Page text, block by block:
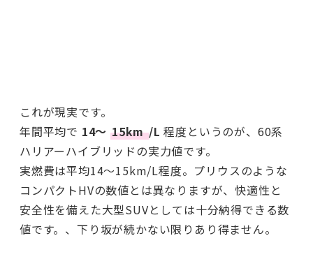
これが現実です。
年間平均で 14〜15km/L程度というのが、60系
ハリアーハイブリッドの実力値です。
実燃費は平均14〜15km/L程度。プリウスのような
コンパクトHVの数値とは異なりますが、快適性と
安全性を備えた大型SUVとしては十分納得できる数
値です。、下り坂が続かない限りあり得ません。